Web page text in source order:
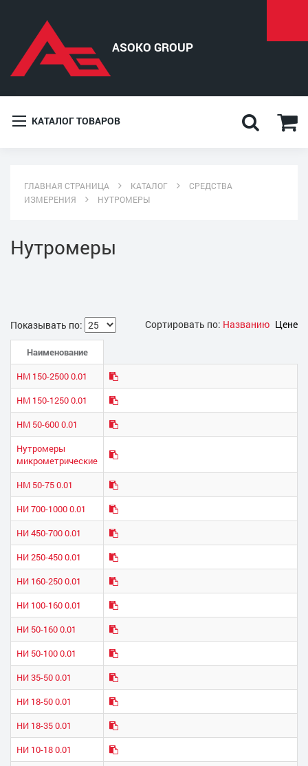
КАТАЛОГ ТОВАРОВ
ГЛАВНАЯ СТРАНИЦА КАТАЛОГ
СРЕДСТВА
ИЗМЕРЕНИЯ
НУТРОМЕРЫ
Нутромеры
Показывать по: Сортировать по: Названию Цене
Наименование
НМ 150-2500 0.01
НМ 150-1250 0.01
НМ 50-600 0.01
Нутромеры
микрометрические
НМ 50-75 0.01
НИ 700-1000 0.01
НИ 450-700 0.01
НИ 250-450 0.01
НИ 160-250 0.01
НИ 100-160 0.01
НИ 50-160 0.01
НИ 50-100 0.01
НИ 35-50 0.01
НИ 18-50 0.01
НИ 18-35 0.01
НИ 10-18 0.01